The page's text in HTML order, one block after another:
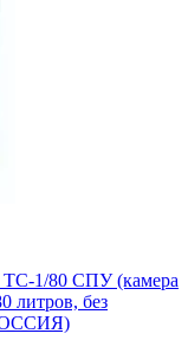
ТС-1/80 СПУ (камера
литров, без